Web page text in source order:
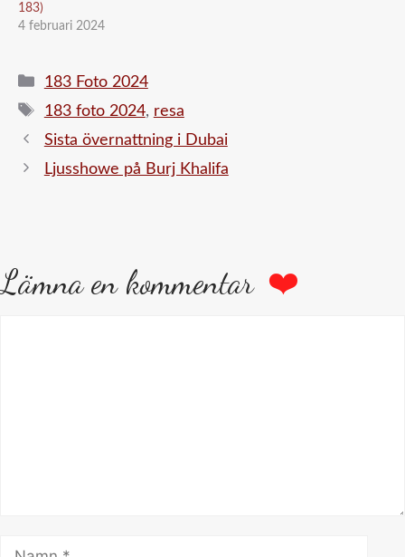
183)
4 februari 2024
Kategorier
183 Foto 2024
Etiketter
183 foto 2024, resa
Sista övernattning i Dubai
Ljusshowe på Burj Khalifa
Lämna en kommentar
Namn